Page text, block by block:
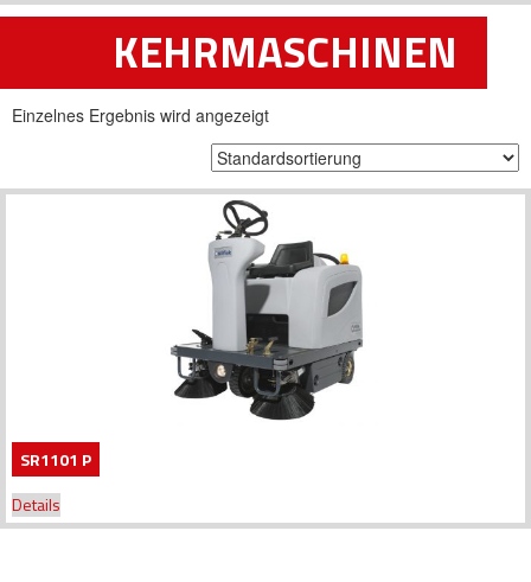
KEHRMASCHINEN
Einzelnes Ergebnis wird angezeigt
SR1101 P
Details